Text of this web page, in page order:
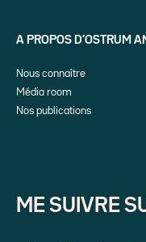
A PROPOS D’OSTRUM
Nous connaître
Média room
Nos publications
ME SUIVRE